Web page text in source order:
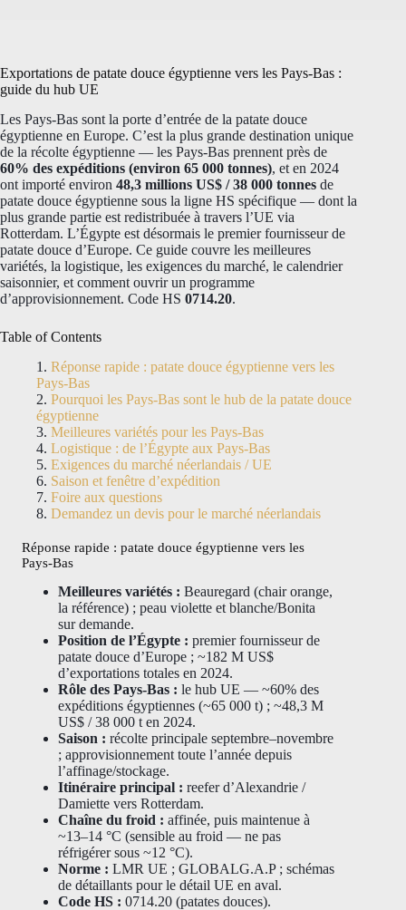
Exportations de patate douce égyptienne vers les Pays-Bas :
guide du hub UE
Les Pays-Bas sont la porte d’entrée de la patate douce
égyptienne en Europe. C’est la plus grande destination unique
de la récolte égyptienne — les Pays-Bas prennent près de
60% des expéditions (environ 65 000 tonnes), et en 2024
ont importé environ 48,3 millions US$ / 38 000 tonnes de
patate douce égyptienne sous la ligne HS spécifique — dont la
plus grande partie est redistribuée à travers l’UE via
Rotterdam. L’Égypte est désormais le premier fournisseur de
patate douce d’Europe. Ce guide couvre les meilleures
variétés, la logistique, les exigences du marché, le calendrier
saisonnier, et comment ouvrir un programme
d’approvisionnement. Code HS 0714.20.
Table of Contents
Réponse rapide : patate douce égyptienne vers les
Pays-Bas
Pourquoi les Pays-Bas sont le hub de la patate douce
égyptienne
Meilleures variétés pour les Pays-Bas
Logistique : de l’Égypte aux Pays-Bas
Exigences du marché néerlandais / UE
Saison et fenêtre d’expédition
Foire aux questions
Demandez un devis pour le marché néerlandais
Réponse rapide : patate douce égyptienne vers les
Pays-Bas
Meilleures variétés : Beauregard (chair orange,
la référence) ; peau violette et blanche/Bonita
sur demande.
Position de l’Égypte : premier fournisseur de
patate douce d’Europe ; ~182 M US$
d’exportations totales en 2024.
Rôle des Pays-Bas : le hub UE — ~60% des
expéditions égyptiennes (~65 000 t) ; ~48,3 M
US$ / 38 000 t en 2024.
Saison : récolte principale septembre–novembre
; approvisionnement toute l’année depuis
l’affinage/stockage.
Itinéraire principal : reefer d’Alexandrie /
Damiette vers Rotterdam.
Chaîne du froid : affinée, puis maintenue à
~13–14 °C (sensible au froid — ne pas
réfrigérer sous ~12 °C).
Norme : LMR UE ; GLOBALG.A.P ; schémas
de détaillants pour le détail UE en aval.
Code HS : 0714.20 (patates douces).